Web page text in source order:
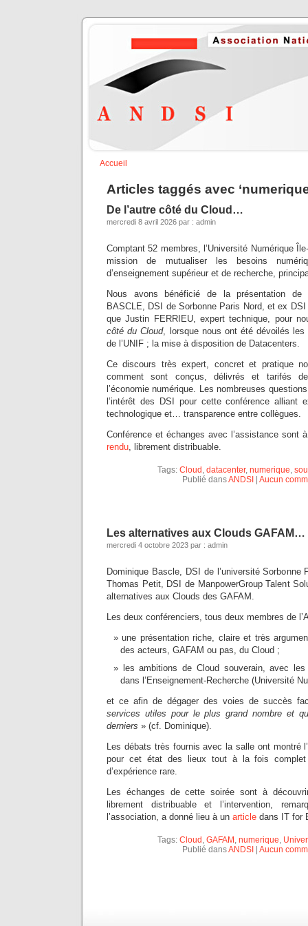
Accueil
Articles taggés avec
De l’autre côté du Cloud…
mercredi 8 avril 2026 par : admin
Comptant 52 membres, l’Université Numérique
mission de mutualiser les besoins
d’enseignement supérieur et de recherche,
Nous avons bénéficié de la présentation de
BASCLE, DSI de Sorbonne Paris Nord, et ex
que Justin FERRIEU, expert technique, pour
côté du Cloud, lorsque nous ont été dévoilés les
de l’UNIF ; la mise à disposition de Datacenters.
Ce discours très expert, concret et pratique
comment sont conçus, délivrés et tarifés
l’économie numérique. Les nombreuses
l’intérêt des DSI pour cette conférence alliant
technologique et… transparence entre collègues.
Conférence et échanges avec l’assistance sont
rendu, librement distribuable.
Tags: Cloud , datacenter, numerique,
Publié dansANDSI Aucun
Les alternatives aux Clouds GAFAM…
mercredi 4 octobre 2023 par : admin
Dominique Bascle, DSI de l’université
Thomas Petit, DSI de ManpowerGroup Talent
alternatives aux Clouds des GAFAM.
Les deux conférenciers, tous deux membres de
une présentation riche, claire et très
des acteurs, GAFAM ou pas, du Cloud ;
les ambitions de Cloud souverain, avec
dans l’Enseignement-Recherche (Université
et ce afin de dégager des voies de succès
services utiles pour le plus grand nombre et
derniers » (cf. Dominique).
Les débats très fournis avec la salle ont montré
pour cet état des lieux tout à la fois
d’expérience rare.
Les échanges de cette soirée sont à
librement distribuable et l’intervention,
l’association, a donné lieu à un article dans IT for
Tags: Cloud , GAFAM , numerique,
Publié dansANDSI Aucun